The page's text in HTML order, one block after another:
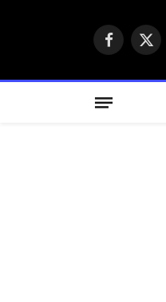
Facebook
X